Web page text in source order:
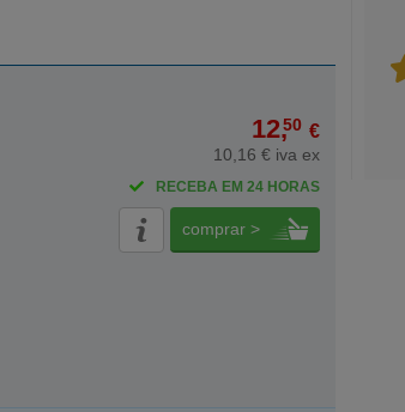
12,50 €
10,16 € iva ex
RECEBA EM 24 HORAS
comprar >